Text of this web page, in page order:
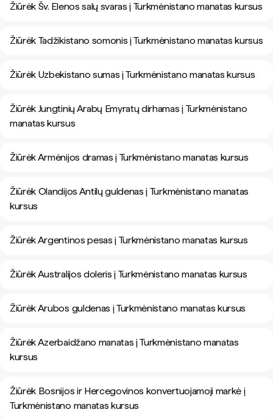
Žiūrėk Šv. Elenos salų svaras į Turkmėnistano manatas kursus
Žiūrėk Tadžikistano somonis į Turkmėnistano manatas kursus
Žiūrėk Uzbekistano sumas į Turkmėnistano manatas kursus
Žiūrėk Jungtinių Arabų Emyratų dirhamas į Turkmėnistano
manatas kursus
Žiūrėk Armėnijos dramas į Turkmėnistano manatas kursus
Žiūrėk Olandijos Antilų guldenas į Turkmėnistano manatas
kursus
Žiūrėk Argentinos pesas į Turkmėnistano manatas kursus
Žiūrėk Australijos doleris į Turkmėnistano manatas kursus
Žiūrėk Arubos guldenas į Turkmėnistano manatas kursus
Žiūrėk Azerbaidžano manatas į Turkmėnistano manatas
kursus
Žiūrėk Bosnijos ir Hercegovinos konvertuojamoji markė į
Turkmėnistano manatas kursus